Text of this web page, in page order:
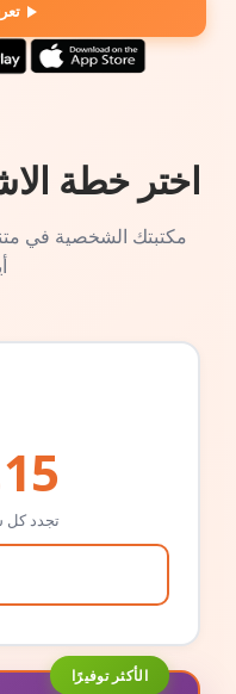
اختر خطة
مكتبتك الشخصية في
15
تجدد كل
الأكثر توفيرًا